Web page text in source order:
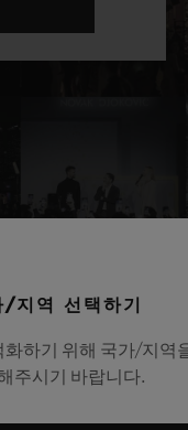
/지역 선택하기
화하기 위해 국가/지역
주시기 바랍니다.